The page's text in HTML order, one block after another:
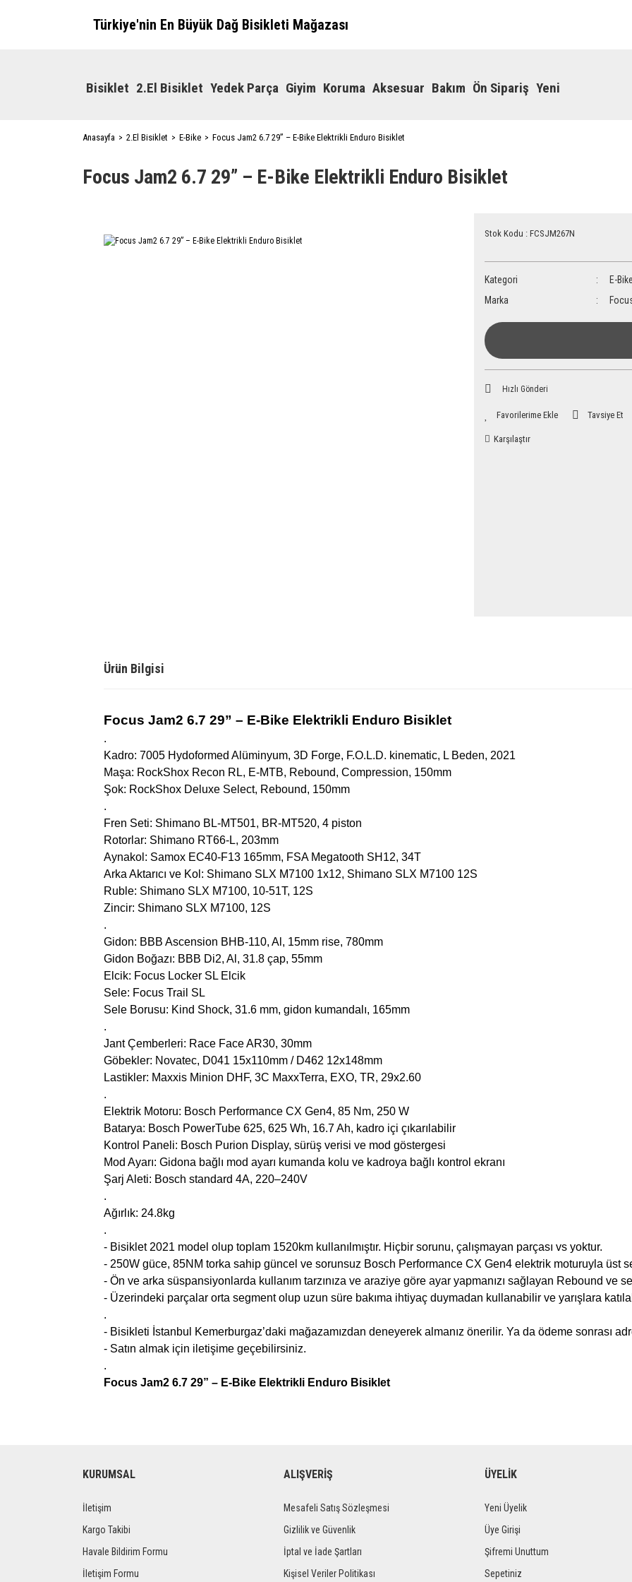
Türkiye'nin En Büyük Dağ Bisikleti Mağazası
Bisiklet 2.El Bisiklet Yedek Parça Giyim Koruma Aksesuar Bakım Ön Sipariş Yeni
Anasayfa 2.El Bisiklet E-Bike Focus Jam2 6.7 29” – E-Bike Elektrikli Enduro Bisiklet
Focus Jam2 6.7 29” – E-Bike Elektrikli Enduro Bisiklet
Stok Kodu : FCSJM267N
Kategori E-Bike
Marka
Hızlı Gönderi
Tavsiye Et
Karşılaştır
Ürün Bilgisi
Focus Jam2 6.7 29” – E-Bike Elektrikli Enduro Bisiklet
.
Kadro: 7005 Hydoformed Alüminyum, 3D Forge, F.O.L.D. kinematic, L Beden, 2021
Maşa: RockShox Recon RL, E-MTB, Rebound, Compression, 150mm
Şok: RockShox Deluxe Select, Rebound, 150mm
.
Fren Seti: Shimano BL-MT501, BR-MT520, 4 piston
Rotorlar: Shimano RT66-L, 203mm
Aynakol: Samox EC40-F13 165mm, FSA Megatooth SH12, 34T
Arka Aktarıcı ve Kol: Shimano SLX M7100 1x12, Shimano SLX M7100 12S
Ruble: Shimano SLX M7100, 10-51T, 12S
Zincir: Shimano SLX M7100, 12S
.
Gidon: BBB Ascension BHB-110, Al, 15mm rise, 780mm
Gidon Boğazı: BBB Di2, Al, 31.8 çap, 55mm
Elcik: Focus Locker SL Elcik
Sele: Focus Trail SL
Sele Borusu: Kind Shock, 31.6 mm, gidon kumandalı, 165mm
.
Jant Çemberleri: Race Face AR30, 30mm
Göbekler: Novatec, D041 15x110mm / D462 12x148mm
Lastikler: Maxxis Minion DHF, 3C MaxxTerra, EXO, TR, 29x2.60
.
Elektrik Motoru: Bosch Performance CX Gen4, 85 Nm, 250 W
Batarya: Bosch PowerTube 625, 625 Wh, 16.7 Ah, kadro içi çıkarılabilir
Kontrol Paneli: Bosch Purion Display, sürüş verisi ve mod göstergesi
Mod Ayarı: Gidona bağlı mod ayarı kumanda kolu ve kadroya bağlı kontrol ekranı
Şarj Aleti: Bosch standard 4A, 220–240V
.
Ağırlık: 24.8kg
.
- Bisiklet 2021 model olup toplam 1520km kullanılmıştır. Hiçbir sorunu, çalışmayan parçası vs yoktur.
- 250W güce, 85NM torka sahip güncel ve sorunsuz Bosch Performance CX Gen4 elektrik moturuyla üst
- Ön ve arka süspansiyonlarda kullanım tarzınıza ve araziye göre ayar yapmanızı sağlayan Rebound ve
- Üzerindeki parçalar orta segment olup uzun süre bakıma ihtiyaç duymadan kullanabilir ve yarışlara
.
- Bisikleti İstanbul Kemerburgaz’daki mağazamızdan deneyerek almanız önerilir. Ya da ödeme sonrası
- Satın almak için iletişime geçebilirsiniz.
.
Focus Jam2 6.7 29” – E-Bike Elektrikli Enduro Bisiklet
KURUMSAL
İletişim
Kargo Takibi
Havale Bildirim Formu
İletişim Formu
ALIŞVERİŞ
Mesafeli Satış Sözleşmesi
Gizlilik ve Güvenlik
İptal ve İade Şartları
Kişisel Veriler Politikası
ÜYELİK
Yeni Üyelik
Üye Girişi
Şifremi Unuttum
Sepetiniz